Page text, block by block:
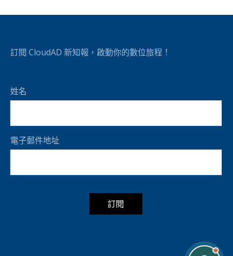
a
v
訂閱 CloudAD 新知報，啟動你的數位旅程！
姓名
電子郵件地址